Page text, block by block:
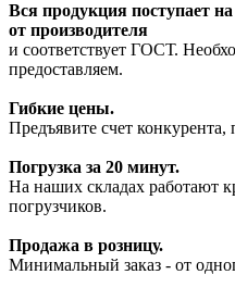
Вся продукция поступает
от производителя
и соответствует ГОСТ.
предоставляем.
Гибкие цены.
Предъявите счет
Погрузка за 20 минут.
На наших складах работают
погрузчиков.
Продажа в розницу.
Минимальный заказ - от